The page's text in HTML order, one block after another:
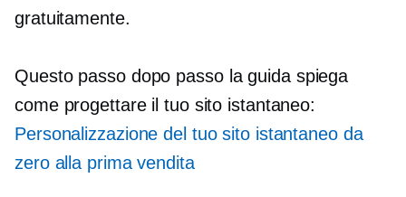
gratuitamente.
Questo passo dopo passola guida spiega
come progettare il tuo sito istantaneo:
Personalizzazione del tuo sito istantaneo da
zero alla prima vendita